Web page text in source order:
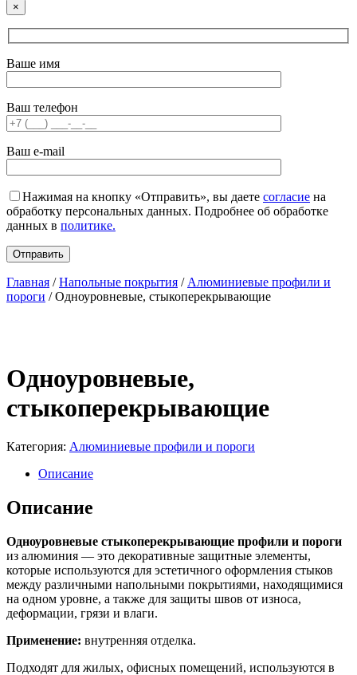
×
Ваше имя
Ваш телефон
Ваш e-mail
Нажимая на кнопку «Отправить», вы даете согласие на
обработку персональных данных. Подробнее об обработке
данных в политике.
Главная /Напольные покрытия / Алюминиевые профили и
пороги / Одноуровневые, стыкоперекрывающие
Одноуровневые,
стыкоперекрывающие
Категория: Алюминиевые профили и пороги
Описание
Описание
Одноуровневые стыкоперекрывающие профили и пороги
из алюминия — это декоративные защитные элементы,
которые используются для эстетичного оформления стыков
между различными напольными покрытиями, находящимися
на одном уровне, а также для защиты швов от износа,
деформации, грязи и влаги.
Применение: внутренняя отделка.
Подходят для жилых, офисных помещений, используются в